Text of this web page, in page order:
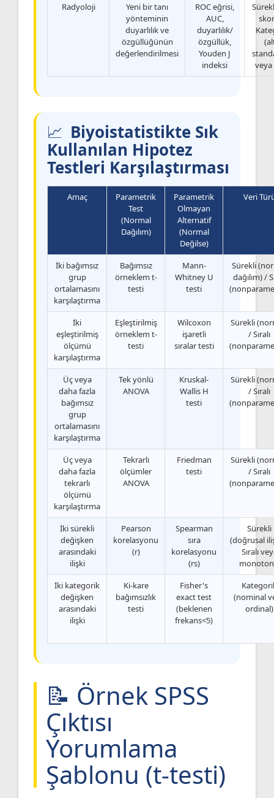
Radyoloji
Yeni bir tanı
yönteminin
duyarlılık ve
özgüllüğünün
değerlendirilmesi
ROC eğrisi,
AUC,
duyarlılık/
özgüllük,
Youden J
indeksi
veya
Biyoistatistikte Sık
Kullanılan Hipotez
Testleri Karşılaştırması
Amaç
Parametrik
Test
(Normal
Dağılım)
Parametrik
Olmayan
Alternatif
(Normal
Değilse)
Veri
İki bağımsız
grup
ortalamasını
karşılaştırma
Bağımsız
örneklem t-
testi
Mann-
Whitney U
testi
Sürekli
dağılım) /
İki
eşleştirilmiş
ölçümü
karşılaştırma
Eşleştirilmiş
örneklem t-
testi
Wilcoxon
işaretli
sıralar testi
Sürekli
/ Sıralı
Üç veya
daha fazla
bağımsız
grup
ortalamasını
karşılaştırma
Tek yönlü
ANOVA
Kruskal-
Wallis H
testi
Sürekli
/ Sıralı
Üç veya
daha fazla
tekrarlı
ölçümü
karşılaştırma
Tekrarlı
ölçümler
ANOVA
Friedman
testi
Sürekli
/ Sıralı
İki sürekli
değişken
arasındaki
ilişki
Pearson
korelasyonu
(r)
Spearman
sıra
korelasyonu
(rs)
Sürekli
(doğrusal
Sıralı
İki kategorik
değişken
arasındaki
ilişki
Ki-kare
bağımsızlık
testi
Fisher's
exact test
(beklenen
frekans<5)
(nominal
ordinal)
📝 Örnek SPSS
Çıktısı
Yorumlama
Şablonu (t-testi)